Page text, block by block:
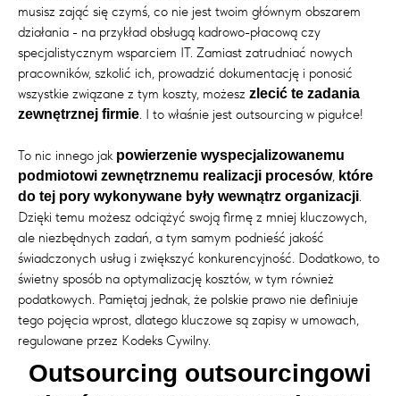
musisz zająć się czymś, co nie jest twoim głównym obszarem
działania - na przykład obsługą kadrowo-płacową czy
specjalistycznym wsparciem IT. Zamiast zatrudniać nowych
pracowników, szkolić ich, prowadzić dokumentację i ponosić
wszystkie związane z tym koszty, możesz zlecić te zadania
zewnętrznej firmie. I to właśnie jest outsourcing w pigułce!
To nic innego jak powierzenie wyspecjalizowanemu
podmiotowi zewnętrznemu realizacji procesów, które
do tej pory wykonywane były wewnątrz organizacji.
Dzięki temu możesz odciążyć swoją firmę z mniej kluczowych,
ale niezbędnych zadań, a tym samym podnieść jakość
świadczonych usług i zwiększyć konkurencyjność. Dodatkowo, to
świetny sposób na optymalizację kosztów, w tym również
podatkowych. Pamiętaj jednak, że polskie prawo nie definiuje
tego pojęcia wprost, dlatego kluczowe są zapisy w umowach,
regulowane przez Kodeks Cywilny.
Outsourcing outsourcingowi